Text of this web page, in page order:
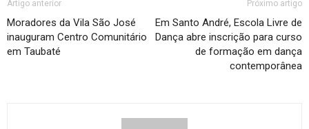
Artigo anterior
Moradores da Vila São José
inauguram Centro Comunitário
em Taubaté
Próximo artigo
Em Santo André, Escola Livre de
Dança abre inscrição para curso
de formação em dança
contemporânea